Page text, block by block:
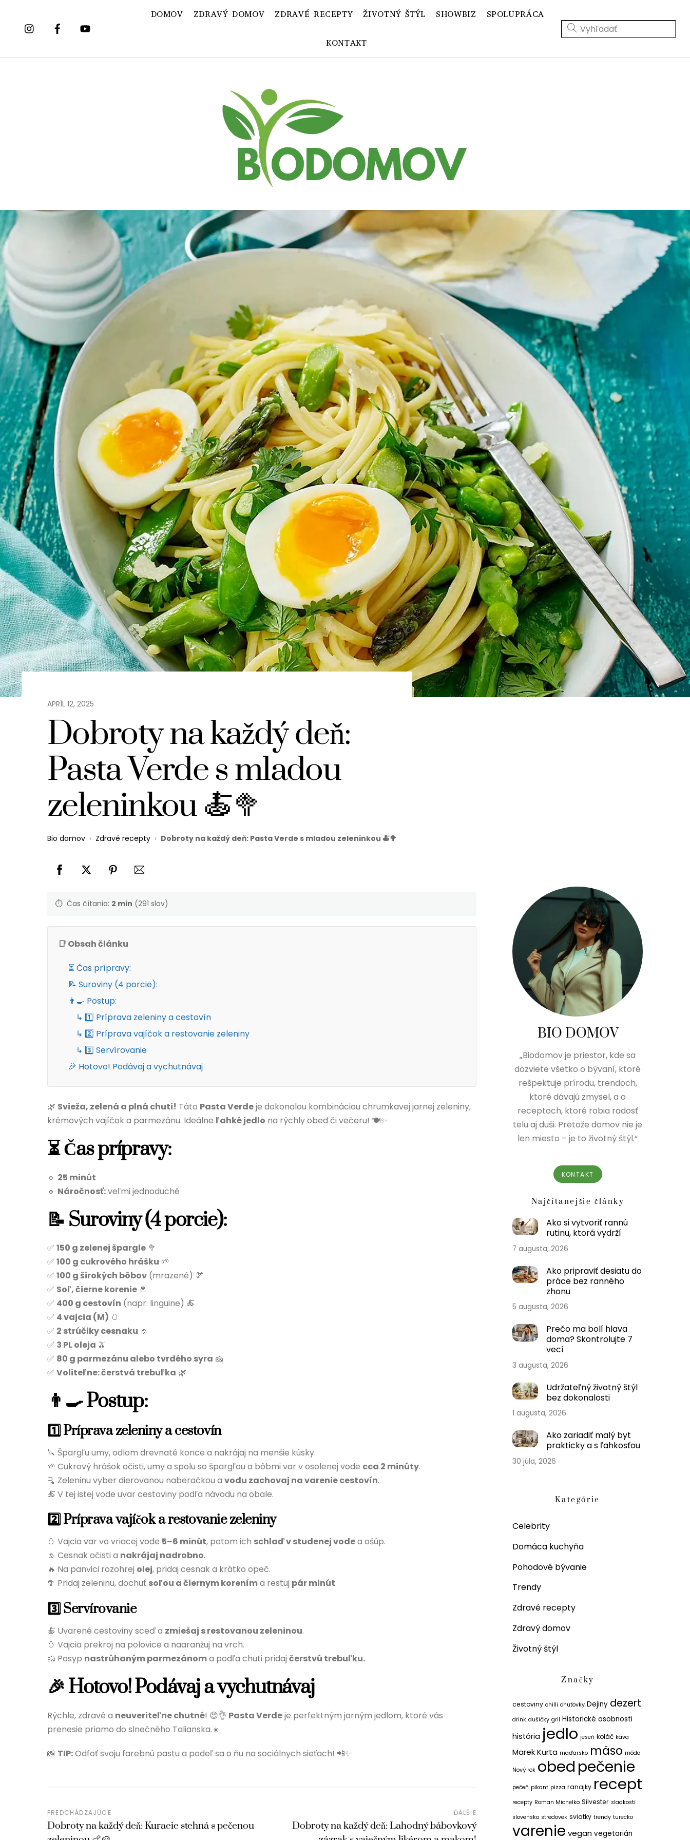
content
DOMOV ZDRAVÝ DOMOV ZDRAVÉ RECEPTY ŽIVOTNÝ ŠTÝL SHOWBIZ SPOLUPRÁCA
KONTAKT
APRÍL 12, 2025
Dobroty na každý deň:
Pasta Verde s mladou
zeleninkou 🍝🥦
Bio domov › Zdravé recepty › Dobroty na každý deň: Pasta Verde s mladou zeleninkou 🍝🥦
⏱️ Čas čítania: 2 min (291 slov)
📑 Obsah článku
⏳ Čas prípravy:
📝 Suroviny (4 porcie):
👨‍🍳 Postup:
↳ 1️⃣ Príprava zeleniny a cestovín
↳ 2️⃣ Príprava vajíčok a restovanie zeleniny
↳ 3️⃣ Servírovanie
🎉 Hotovo! Podávaj a vychutnávaj
🌿 Svieža, zelená a plná chuti! Táto Pasta Verdeje dokonalou kombináciou chrumkavej jarnej zeleniny,
krémových vajíčok a parmezánu. Ideálne ľahké jedlo na rýchly obed či večeru! 🍽️✨
⏳ Čas prípravy:
🔹 25 minút
🔹 Náročnosť:veľmi jednoduché
📝 Suroviny (4 porcie):
✅ 150 g zelenej špargle 🥦
✅ 100 g cukrového hrášku 🌱
✅ 100 g širokých bôbov (mrazené) 🫘
✅ Soľ, čierne korenie 🧂
✅ 400 g cestovín (napr. linguine) 🍝
✅ 4 vajcia (M) 🥚
✅ 2 strúčiky cesnaku 🧄
✅ 3 PL oleja 🫒
✅ 80 g parmezánu alebo tvrdého syra 🧀
✅ Voliteľne: čerstvá trebuľka 🌿
👨‍🍳 Postup:
1️⃣ Príprava zeleniny a cestovín
🔪 Špargľu umy, odlom drevnaté konce a nakrájaj na menšie kúsky.
🌱 Cukrový hrášok očisti, umy a spolu so špargľou a bôbmi var v osolenej vode cca 2 minúty.
🫗 Zeleninu vyber dierovanou naberačkou a vodu zachovaj na varenie cestovín.
🍝 V tej istej vode uvar cestoviny podľa návodu na obale.
2️⃣ Príprava vajíčok a restovanie zeleniny
🥚 Vajcia var vo vriacej vode 5–6 minút, potom ich schlaď v studenej vodea ošúp.
🧄 Cesnak očisti a nakrájaj nadrobno.
🔥 Na panvici rozohrej olej, pridaj cesnak a krátko opeč.
🥦 Pridaj zeleninu, dochuť soľou a čiernym koreníma restuj pár minút.
3️⃣ Servírovanie
🍝 Uvarené cestoviny sceď a zmiešaj s restovanou zeleninou.
🥚 Vajcia prekroj na polovice a naaranžuj na vrch.
🧀 Posyp nastrúhaným parmezánoma podľa chuti pridaj čerstvú trebuľku.
🎉 Hotovo! Podávaj a vychutnávaj
Rýchle, zdravé a neuveriteľne chutné! 😍👌 Pasta Verdeje perfektným jarným jedlom, ktoré vás
prenesie priamo do slnečného Talianska.☀️
📸 TIP:Odfoť svoju farebnú pastu a podeľ sa o ňu na sociálnych sieťach! 📲✨
PREDCHÁDZAJÚCE
Dobroty na každý deň: Kuracie stehná s pečenou
ĎAĽŠIE
Dobroty na každý deň: Lahodný bábovkový
BIO DOMOV
„Biodomov je priestor, kde sa
dozviete všetko o bývaní, ktoré
rešpektuje prírodu, trendoch,
ktoré dávajú zmysel, a o
receptoch, ktoré robia radosť
telu aj duši. Pretože domov nie je
len miesto – je to životný štýl.“
KONTAKT
Najčítanejšie články
Ako si vytvoriť rannú
rutinu, ktorá vydrží
7 augusta, 2026
Ako pripraviť desiatu do
práce bez ranného
zhonu
5 augusta, 2026
Prečo ma bolí hlava
doma? Skontrolujte 7
vecí
3 augusta, 2026
Udržateľný životný štýl
bez dokonalosti
1 augusta, 2026
Ako zariadiť malý byt
prakticky a s ľahkosťou
30 júla, 2026
Kategórie
Celebrity
Domáca kuchyňa
Pohodové bývanie
Trendy
Zdravé recepty
Zdravý domov
Životný štýl
Značky
cestoviny chilli chuťovky Dejiny dezert
drink dušičky gril Historické osobnosti
história jedlo jeseň koláč káva
Marek Kurta maďarsko mäso móda
Nový rok obed pečenie
pečeň pikant pizza ranajky recept
recepty Roman Michelko Silvester sladkosti
slovensko stredovek sviatky trendy turecko
varenie vegan vegetarián